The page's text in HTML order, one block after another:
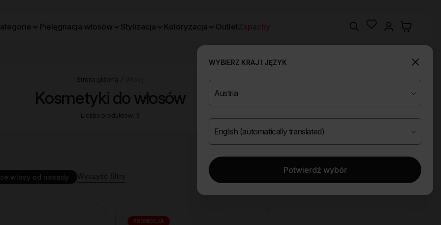
WYBIERZ KRAJ I JĘZYK
Potwierdź wybór
Pielęgnacja włosów Stylizacja Koloryzacja OutletZapachy SearchWishlist
Strona główna
Kosmetyki do włosów
Liczba produktów: 3
wlosy od nasady
PROMOCJA